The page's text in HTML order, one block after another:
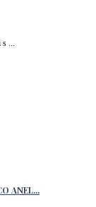
s ...
ANEL...